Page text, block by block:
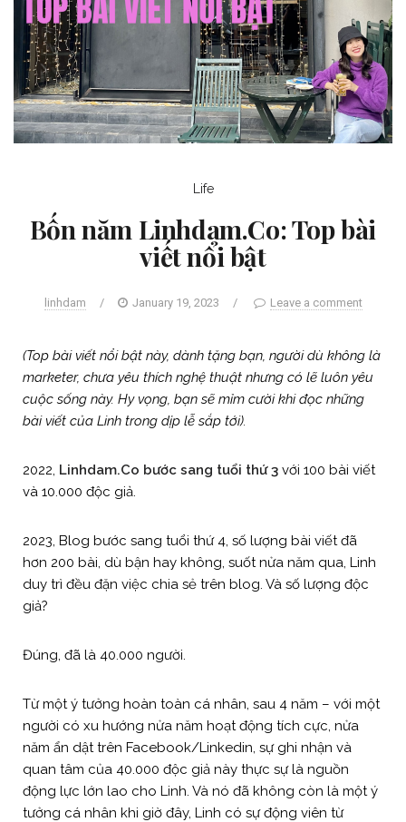
Life
Bốn năm Linhdam.Co: Top bài
viết nổi bật
linhdam / January 19, 2023 / Leave a comment
(Top bài viết nổi bật này, dành tặng bạn, người dù không là
marketer, chưa yêu thích nghệ thuật nhưng có lẽ luôn yêu
cuộc sống này. Hy vọng, bạn sẽ mỉm cười khi đọc những
bài viết của Linh trong dịp lễ sắp tới).
2022, Linhdam.Co bước sang tuổi thứ 3 với 100 bài viết
và 10.000 độc giả.
2023, Blog bước sang tuổi thứ 4, số lượng bài viết đã
hơn 200 bài, dù bận hay không, suốt nửa năm qua, Linh
duy trì đều đặn việc chia sẻ trên blog. Và số lượng độc
giả?
Đúng, đã là 40.000 người.
Từ một ý tưởng hoàn toàn cá nhân, sau 4 năm – với một
người có xu hướng nửa năm hoạt động tích cực, nửa
năm ẩn dật trên Facebook/Linkedin, sự ghi nhận và
quan tâm của 40.000 độc giả này thực sự là nguồn
động lực lớn lao cho Linh. Và nó đã không còn là một ý
tưởng cá nhân khi giờ đây, Linh có sự động viên từ